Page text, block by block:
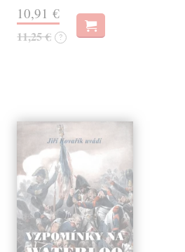
10,91 €
11,25 € ?